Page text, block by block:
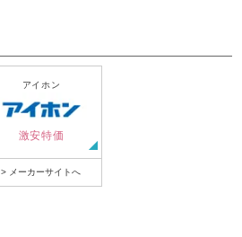
アイホン
激安特価
> メーカーサイトへ